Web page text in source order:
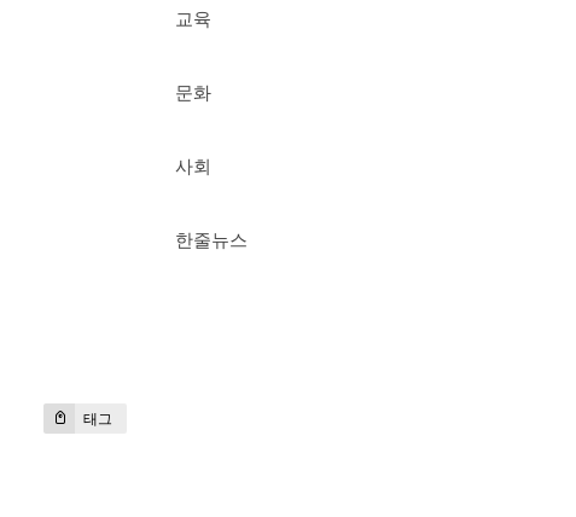
교육
문화
사회
한줄뉴스
태그